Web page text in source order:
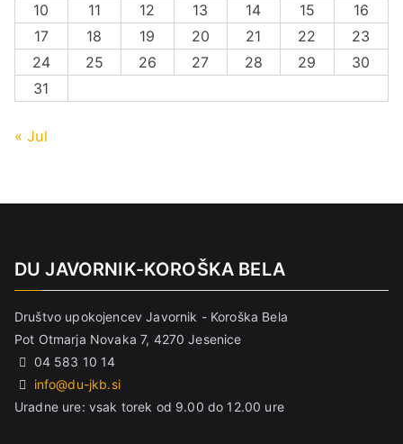
10
11 12 13 14 15
16
17
18 19 20 21 22
23
24
25 26 27 28 29
30
31
« Jul
DU JAVORNIK-KOROŠKA BELA
Društvo upokojencev Javornik - Koroška Bela
Pot Otmarja Novaka 7, 4270 Jesenice
04 583 10 14
info@du-jkb.si
Uradne ure: vsak torek od 9.00 do 12.00 ure